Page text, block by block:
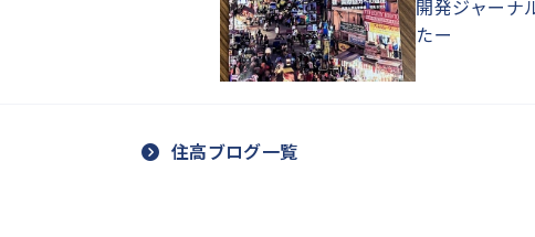
開発ジャーナ
たー
住高ブログ一覧